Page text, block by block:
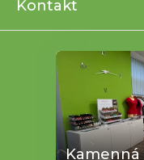
Kontakt